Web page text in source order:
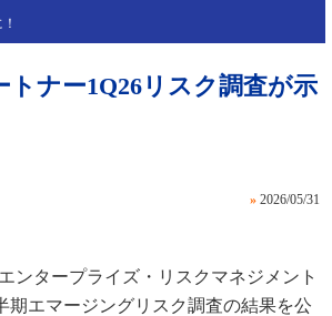
ナー1Q26リスク調査が示
» 2026/05/31
ンタープライズ・リスクマネジメント
期エマージングリスク調査の結果を公